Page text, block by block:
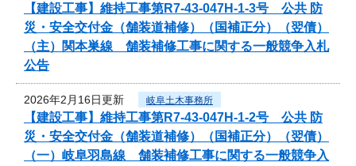
【建設工事】維持工事第R7-43-047H-1-3号 公共 防
災・安全交付金（舗装道補修）（国補正分）（翌債）
（主）関本巣線 舗装補修工事に関する一般競争入札
公告
2026年2月16日更新 岐阜土木事務所
【建設工事】維持工事第R7-43-047H-1-2号 公共 防
災・安全交付金（舗装道補修）（国補正分）（翌債）
（一）岐阜羽島線 舗装補修工事に関する一般競争入